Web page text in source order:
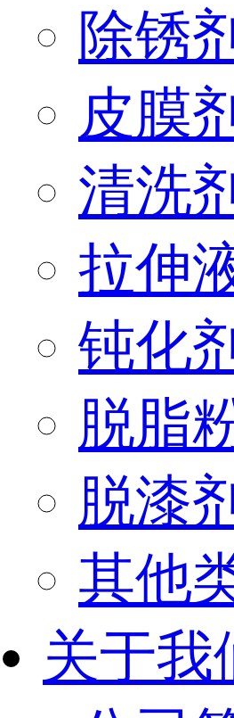
除锈
皮膜
清洗
拉伸
钝化
脱脂
脱漆
其他
关于我